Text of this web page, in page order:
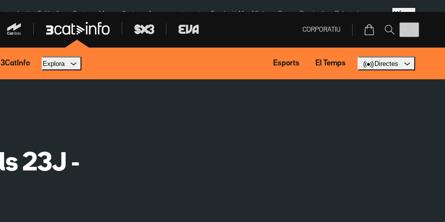
Institut Tailàndia Ceuta Menors Ceuta Aparcament agost Fundació Mas Miró eBay Perpinyà Robatoris coure Més
CORPORATIU
3CatInfo Explora Esports El Temps Directes
23J -